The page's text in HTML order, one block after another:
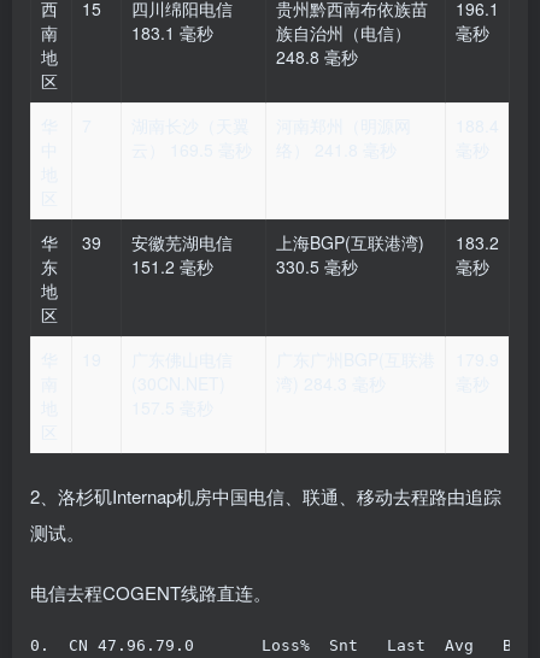
西
南
地
区
15
四川绵阳电信
183.1 毫秒
贵州黔西南布依族苗
族自治州（电信）
248.8 毫秒
196.1
毫秒
华
东
地
区
39
安徽芜湖电信
151.2 毫秒
上海BGP(互联港湾)
330.5 毫秒
183.2
毫秒
2、洛杉矶Internap机房中国电信、联通、移动去程路由追踪
测试。
电信去程COGENT线路直连。
0.
  CN
47.96 . 79.0 Loss% Snt Last Avg Best